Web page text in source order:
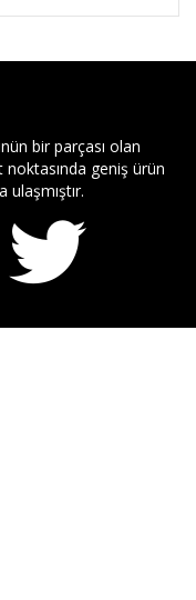
bir parçası olan
geniş ürün